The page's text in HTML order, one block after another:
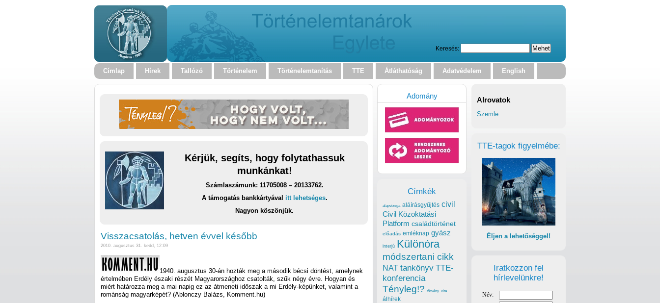
Keresés:
Címlap Hírek Tallózó Történelem Történelemtanítás TTE Átláthatóság Adatvédelem English
Kérjük, segíts, hogy folytathassuk
munkánkat!
Számlaszámunk: 11705008 – 20133762.
A támogatás bankkártyával itt lehetséges.
Nagyon köszönjük.
Visszacsatolás, hetven évvel később
2010. augusztus 31. kedd, 12:09
1940. augusztus 30-án hozták meg a második bécsi döntést, amelynek
értelmében Erdély északi részét Magyarországhoz csatolták, szűk négy évre. Hogyan és
miért határozza meg a mai napig ez az átmeneti időszak a mi Erdély-képünket, valamint a
románság magyarképét? (Ablonczy Balázs, Komment.hu)
Alrovatok
Szemle
TTE-tagok figyelmébe:
Éljen a lehetőséggel!
Iratkozzon fel
hírlevelünkre!
Adomány
Címkék
alapvizsga aláírásgyűjtés civil
Civil Közoktatási
Platform családtörténet
előadás emléknap gyász
interjú Különóra
módszertani cikk
NAT tankönyv TTE-
konferencia
Tényleg!? törvény vita
álhírek